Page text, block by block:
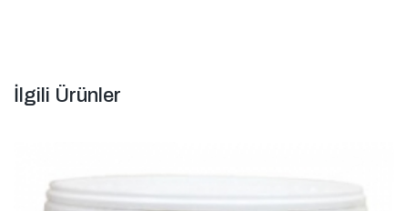
İlgili Ürünler